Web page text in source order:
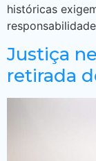
históricas
Justiça
retirada